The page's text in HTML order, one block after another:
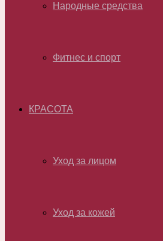
Народные средства
Фитнес и спорт
КРАСОТА
Уход за лицом
Уход за кожей